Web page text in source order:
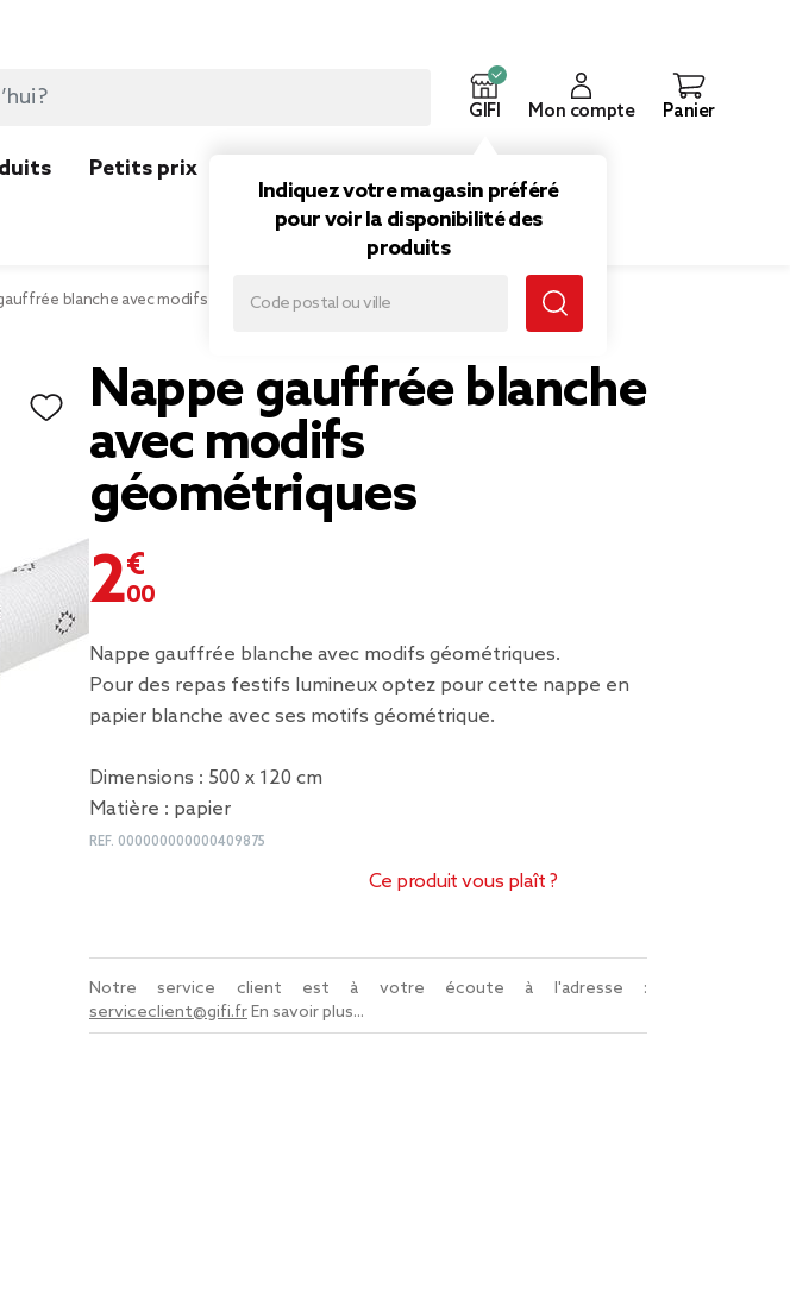
GIFI
Indiquez votre magasin préféré
pour voir la disponibilité des
produits
Mon compte Panier
Petits prix
blanche avec modifs géométriques
Nappe gauffrée blanche
avec modifs
géométriques
2,00 €
Nappe gauffrée blanche avec modifs géométriques.
Pour des repas festifs lumineux optez pour cette nappe en
papier blanche avec ses motifs géométrique.
Dimensions : 500 x 120 cm
Matière : papier
REF. 000000000000409875
Ce produit vous plaît ?
Notre service client est à votre écoute à l'adresse :
serviceclient@gifi.frEn savoir plus...